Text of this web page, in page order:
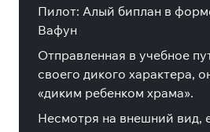
Пилот: Алый биплан в
Вафун
Отправленная в учебное
своего дикого характера,
«диким ребенком храма».
Несмотря на внешний вид,